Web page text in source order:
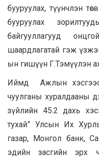
бууруулах, түүнчлэн
бууруулах
байгууллагууд
шаардлагатай гэж
ын гишүүн Г.Тэмүүлэн
Иймд Ажлын
чуулганы хуралдааны
зүйлийн 45.2 дахь
тухай” Улсын Их
газар, Монгол банк,
эдийн засгийн эрх